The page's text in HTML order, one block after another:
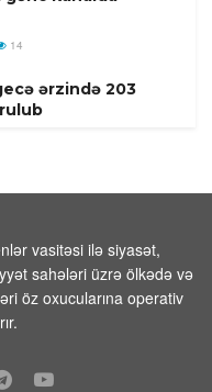
14
ərzində 203
53
sonra
6
vasitəsi ilə siyasət,
sahələri üzrə ölkədə və
öz oxucularına operativ